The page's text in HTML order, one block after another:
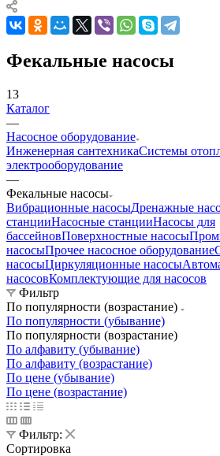
Фекальные насосы
13
Каталог
—
Насосное оборудование
Инженерная сантехникаСистемы
электрооборудование
—
Фекальные насосы
Вибрационные насосыДренажные
станцииНасосные станцииНасосы для
бассейновПоверхностные насосы
насосыПрочее насосное оборудование
насосыЦиркуляционные насосы
насосовКомплектующие для насосов
Фильтр
По популярности (возрастание)
По популярности (убывание)
По популярности (возрастание)
По алфавиту (убывание)
По алфавиту (возрастание)
По цене (убывание)
По цене (возрастание)
Фильтр:
Сортировка